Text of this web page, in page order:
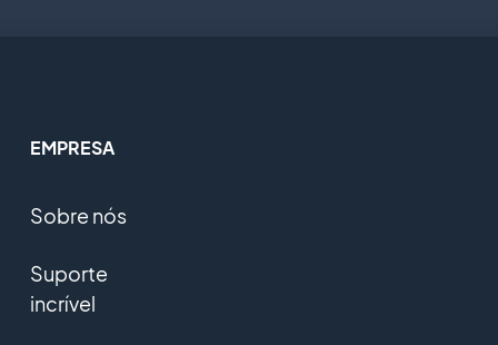
EMPRESA
Sobre nós
Suporte
incrível